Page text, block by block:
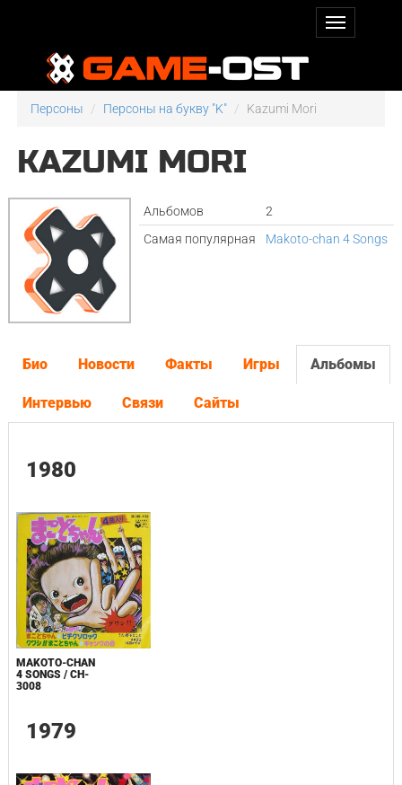
Персоны Персоны на букву "K" Kazumi Mori
KAZUMI MORI
Альбомов
2
Самая популярная
Makoto-chan 4 Songs
Био Новости Факты Игры Альбомы
Интервью Связи Сайты
1980
MAKOTO-CHAN
4 SONGS / CH-
3008
1979